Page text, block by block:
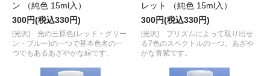
ン （純色 15ml入）
300円(税込330円)
[光沢] 光の三原色(レッド・グリー
ン・ブルー)の一つで基本色名の一
つでもあるあざやかな緑です。
レット （純色 15ml入）
300円(税込330円)
[光沢] プリズムによって取り出せ
る7色のスペクトルの一つ。あざや
かな青紫です。